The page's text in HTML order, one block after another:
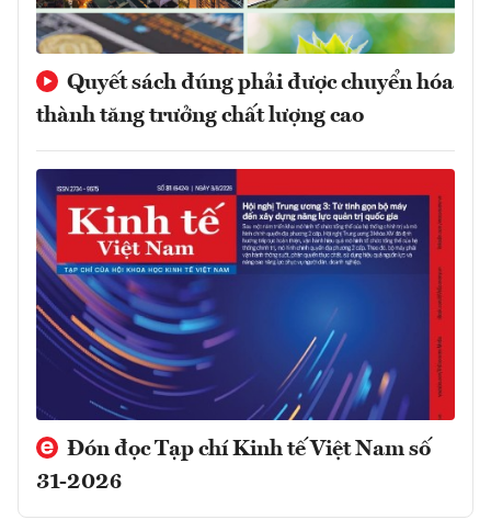
Quyết sách đúng phải được chuyển hóa
thành tăng trưởng chất lượng cao
Đón đọc Tạp chí Kinh tế Việt Nam số
31-2026